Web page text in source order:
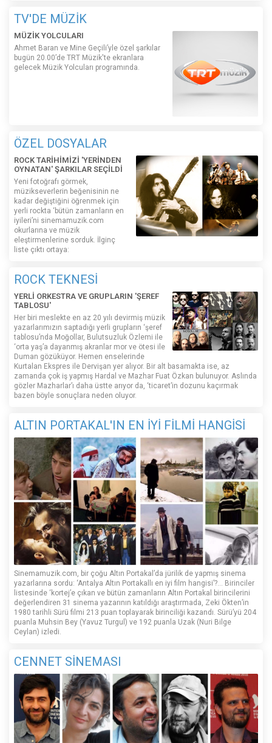
TV'DE MÜZİK
MÜZİK YOLCULARI
Ahmet Baran ve Mine Geçili’yle özel şarkılar
bugün 20.00’de TRT Müzik'te ekranlara
gelecek Müzik Yolcuları programında.
ÖZEL DOSYALAR
ROCK TARİHİMİZİ 'YERİNDEN
OYNATAN' ŞARKILAR SEÇİLDİ
Yeni fotoğrafı görmek,
müzikseverlerin beğenisinin ne
kadar değiştiğini öğrenmek için
yerli rockta ‘bütün zamanların en
iyileri’ni sinemamuzik.com
okurlarına ve müzik
eleştirmenlerine sorduk. İlginç
liste çıktı ortaya:
ROCK TEKNESİ
YERLİ ORKESTRA VE GRUPLARIN 'ŞEREF
TABLOSU'
Her biri meslekte en az 20 yılı devirmiş müzik
yazarlarımızın saptadığı yerli grupların ‘şeref
tablosu’nda Moğollar, Bulutsuzluk Özlemi ile
‘orta yaş’a dayanmış akranlar mor ve ötesi ile
Duman gözüküyor. Hemen enselerinde
Kurtalan Ekspres ile Dervişan yer alıyor. Bir alt basamakta ise, az
zamanda çok iş yapmış Hardal ve Mazhar Fuat Özkan bulunuyor. Aslında
gözler Mazharlar’ı daha üstte arıyor da, ‘ticaret’in dozunu kaçırmak
bazen böyle sonuçlara neden oluyor.
ALTIN PORTAKAL'IN EN İYİ FİLMİ HANGİSİ
Sinemamuzik.com, bir çoğu Altın Portakal’da jürilik de yapmış sinema
yazarlarına sordu: ‘Antalya Altın Portakallı en iyi film hangisi’?... Birinciler
listesinde ‘kortej’e çıkan ve bütün zamanların Altın Portakal birincilerini
değerlendiren 31 sinema yazarının katıldığı araştırmada, Zeki Ökten’in
1980 tarihli Sürü filmi 213 puan toplayarak birinciliği kazandı. Sürü’yü 204
puanla Muhsin Bey (Yavuz Turgul) ve 192 puanla Uzak (Nuri Bilge
Ceylan) izledi.
CENNET SİNEMASI